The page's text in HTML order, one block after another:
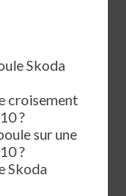
Skoda
croisement
?
sur une
?
Skoda